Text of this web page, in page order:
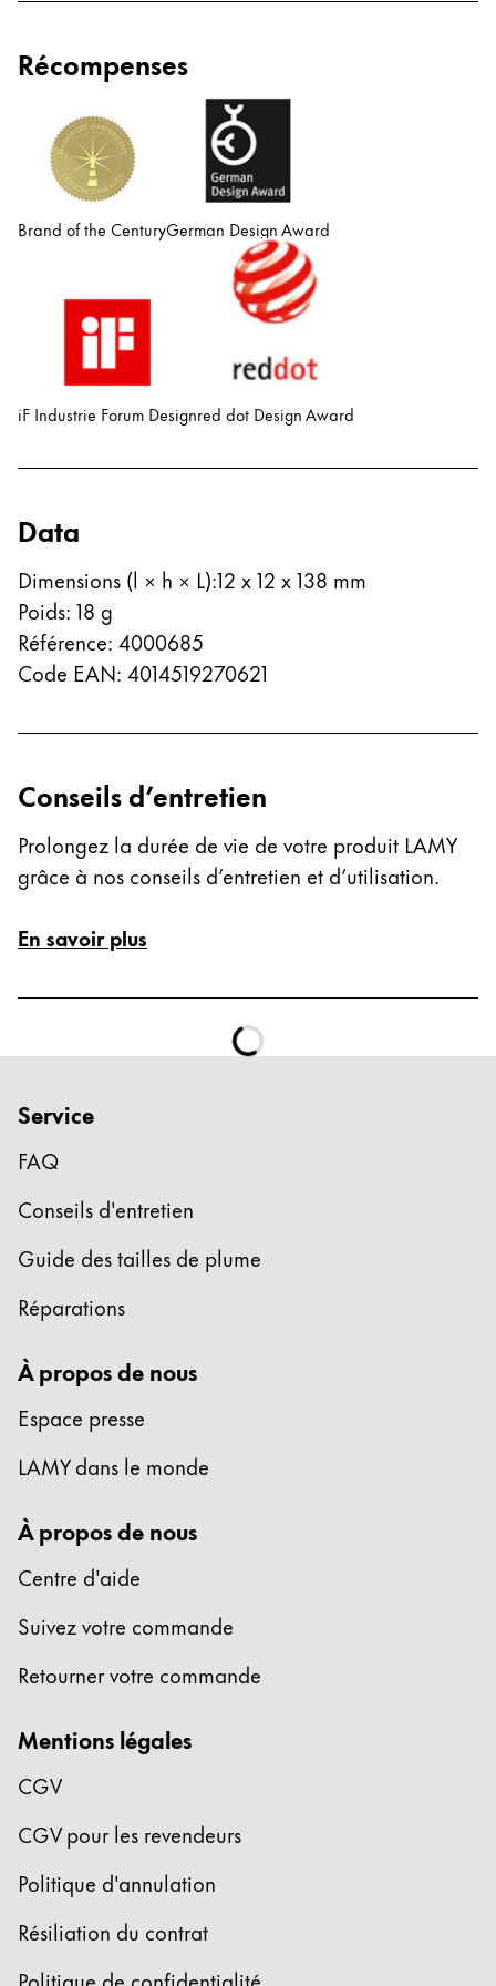
China
South Korea
한국어
New Zealand
English
English
Singapore
English
中文
ไทย
Vietnam
Tiếng Việt
Cambodia
Malaysia
Moyen-Orient
Cette région répertorie les pays et les langues
Océanie
Cette région répertorie les pays et les langues
Récompenses
Brand of the CenturyGerman Design Award
iF Industrie Forum Designred dot Design Award
Data
Dimensions (l × h × L):12 x 12 x 138 mm
Poids: 18 g
Référence: 4000685
Code EAN: 4014519270621
Conseils d’entretien
Prolongez la durée de vie de votre produit LAMY
grâce à nos conseils d’entretien et d’utilisation.
En savoir plus
Service
FAQ
Conseils d'entretien
Guide des tailles de plume
Réparations
À propos de nous
Espace presse
LAMY dans le monde
À propos de nous
Centre d'aide
Suivez votre commande
Retourner votre commande
Mentions légales
CGV
CGV pour les revendeurs
Politique d'annulation
Résiliation du contrat